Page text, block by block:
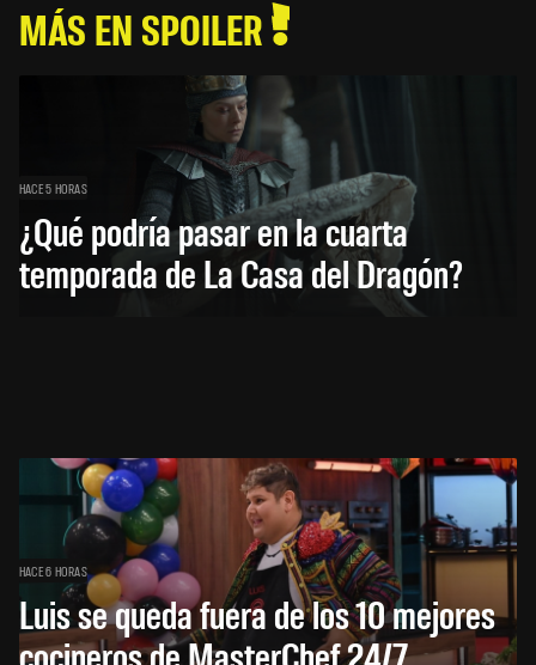
MÁS EN SPOILER
HACE 5 HORAS
¿Qué podría pasar en la cuarta
temporada de La Casa del Dragón?
HACE 6 HORAS
Luis se queda fuera de los 10 mejores
cocineros de MasterChef 24/7